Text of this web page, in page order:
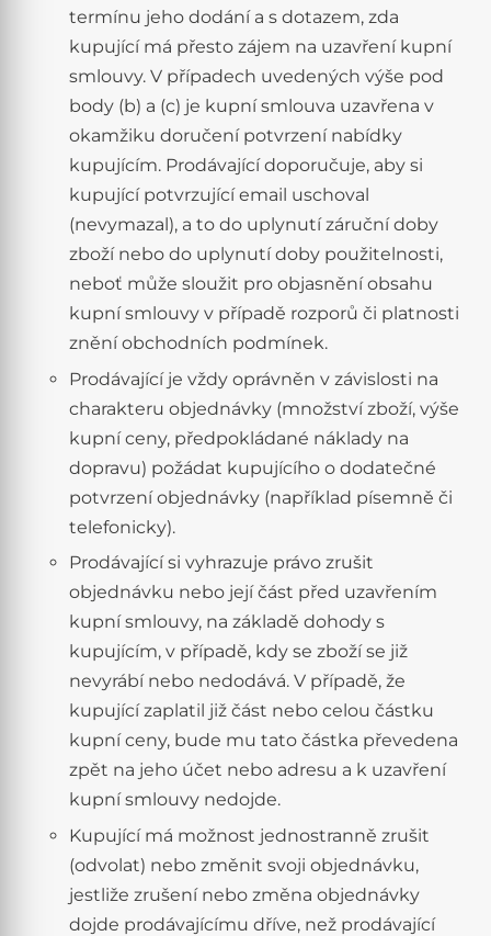
termínu jeho dodání a s dotazem, zda
kupující má přesto zájem na uzavření kupní
smlouvy. V případech uvedených výše pod
body (b) a (c) je kupní smlouva uzavřena v
okamžiku doručení potvrzení nabídky
kupujícím. Prodávající doporučuje, aby si
kupující potvrzující email uschoval
(nevymazal), a to do uplynutí záruční doby
zboží nebo do uplynutí doby použitelnosti,
neboť může sloužit pro objasnění obsahu
kupní smlouvy v případě rozporů či platnosti
znění obchodních podmínek.
Prodávající je vždy oprávněn v závislosti na
charakteru objednávky (množství zboží, výše
kupní ceny, předpokládané náklady na
dopravu) požádat kupujícího o dodatečné
potvrzení objednávky (například písemně či
telefonicky).
Prodávající si vyhrazuje právo zrušit
objednávku nebo její část před uzavřením
kupní smlouvy, na základě dohody s
kupujícím, v případě, kdy se zboží se již
nevyrábí nebo nedodává. V případě, že
kupující zaplatil již část nebo celou částku
kupní ceny, bude mu tato částka převedena
zpět na jeho účet nebo adresu a k uzavření
kupní smlouvy nedojde.
Kupující má možnost jednostranně zrušit
(odvolat) nebo změnit svoji objednávku,
jestliže zrušení nebo změna objednávky
dojde prodávajícímu dříve, než prodávající